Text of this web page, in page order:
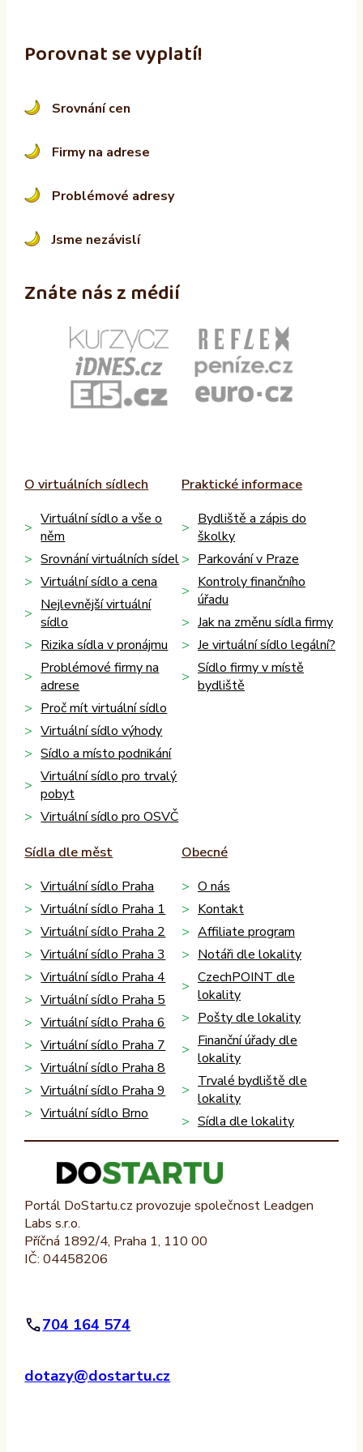
Porovnat se vyplatí!
Srovnání cen
Firmy na adrese
Problémové adresy
Jsme nezávislí
Znáte nás z médií
O virtuálních sídlech
Virtuální sídlo a vše o
něm
Srovnání virtuálních sídel
Virtuální sídlo a cena
Nejlevnější virtuální
sídlo
Rizika sídla v pronájmu
Problémové firmy na
adrese
Proč mít virtuální sídlo
Virtuální sídlo výhody
Sídlo a místo podnikání
Virtuální sídlo pro trvalý
pobyt
Virtuální sídlo pro OSVČ
Praktické informace
Bydliště a zápis do
školky
Parkování v Praze
Kontroly finančního
úřadu
Jak na změnu sídla firmy
Je virtuální sídlo legální?
Sídlo firmy v místě
bydliště
Sídla dle měst
Virtuální sídlo Praha
Virtuální sídlo Praha 1
Virtuální sídlo Praha 2
Virtuální sídlo Praha 3
Virtuální sídlo Praha 4
Virtuální sídlo Praha 5
Virtuální sídlo Praha 6
Virtuální sídlo Praha 7
Virtuální sídlo Praha 8
Virtuální sídlo Praha 9
Virtuální sídlo Brno
Obecné
O nás
Kontakt
Affiliate program
Notáři dle lokality
CzechPOINT dle
lokality
Pošty dle lokality
Finanční úřady dle
lokality
Trvalé bydliště dle
lokality
Sídla dle lokality
Portál DoStartu.cz provozuje společnost Leadgen
Labs s.r.o.
Příčná 1892/4, Praha 1, 110 00
IČ: 04458206
704 164 574
dotazy@dostartu.cz